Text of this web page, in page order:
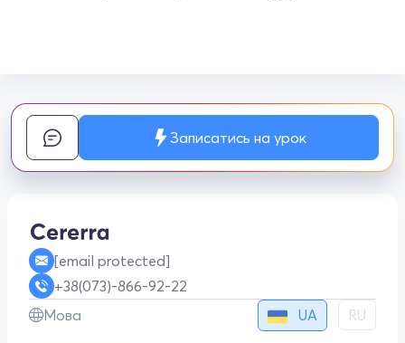
Записатись на урок
[email protected]
+38(073)-866-92-22
Мова
UA RU